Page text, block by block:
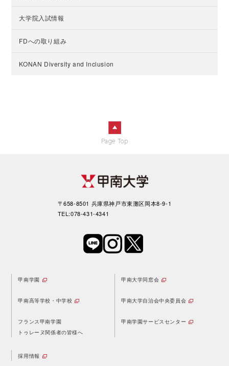
大学院入試情報
FDへの取り組み
KONAN Diversity and Inclusion
Page Top
〒658-8501 兵庫県神戸市東灘区岡本8-9-1
TEL:078-431-4341
甲南学園
甲南高等学校・中学校
フランス甲南学園
トゥレーヌ関係者の皆様へ
甲南大学同窓会
甲南大学自治会中央委員会
甲南学園サービスセンター
採用情報